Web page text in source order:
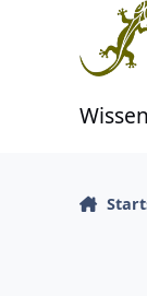
Zu Inhalt
Wissen